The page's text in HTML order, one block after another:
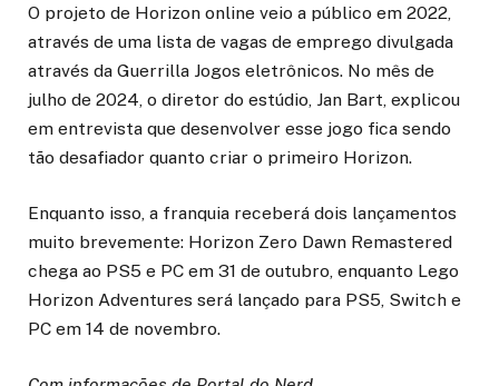
O projeto de Horizon online veio a público em 2022,
através de uma lista de vagas de emprego divulgada
através da Guerrilla Jogos eletrônicos. No mês de
julho de 2024, o diretor do estúdio, Jan Bart, explicou
em entrevista que desenvolver esse jogo fica sendo
tão desafiador quanto criar o primeiro Horizon.
Enquanto isso, a franquia receberá dois lançamentos
muito brevemente: Horizon Zero Dawn Remastered
chega ao PS5 e PC em 31 de outubro, enquanto Lego
Horizon Adventures será lançado para PS5, Switch e
PC em 14 de novembro.